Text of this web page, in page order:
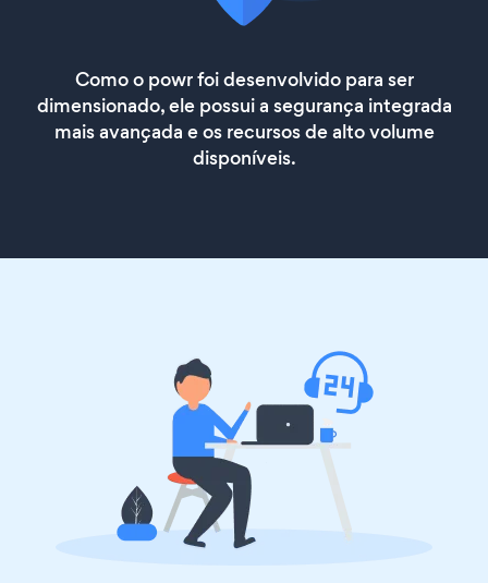
Como o powr foi desenvolvido para ser
dimensionado, ele possui a segurança integrada
mais avançada e os recursos de alto volume
disponíveis.